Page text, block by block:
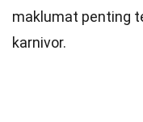
maklumat penting
karnivor.